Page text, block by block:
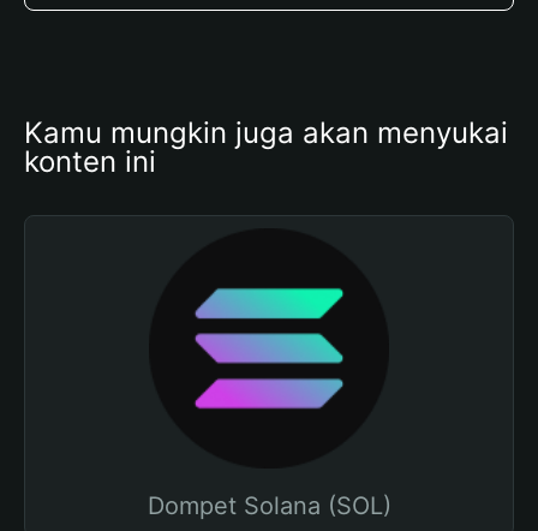
Kamu mungkin juga akan menyukai
konten ini
Dompet Solana (SOL)